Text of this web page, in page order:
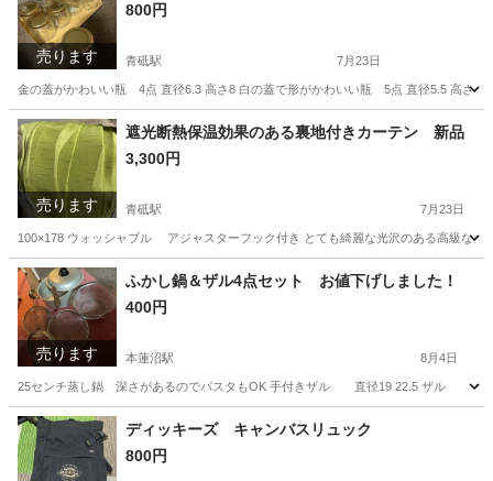
売ります
800円
青砥駅 7月23日
金の蓋がかわいい瓶 4点 直径6.3 高さ8 白の蓋で形がかわいい瓶 5点 直径5.5 高さ11
東京 葛飾区 青砥駅 食器 ガラス瓶
売ります
遮光断熱保温効果のある裏地付きカーテン 新品
3,300円
青砥駅 7月23日
100×178 ウォッシャブル アジャスターフック付き とても綺麗な光沢のある高級な
東京 葛飾区 青砥駅 カーテン、ブラインド カーテン
売ります
ふかし鍋＆ザル4点セット お値下げしました！
400円
本蓮沼駅 8月4日
25センチ蒸し鍋 深さがあるのでパスタもOK 手付きザル 直径19 22.5 ザ
東京 板橋区 本蓮沼駅 調理器具 ザル
ディッキーズ キャンバスリュック
800円